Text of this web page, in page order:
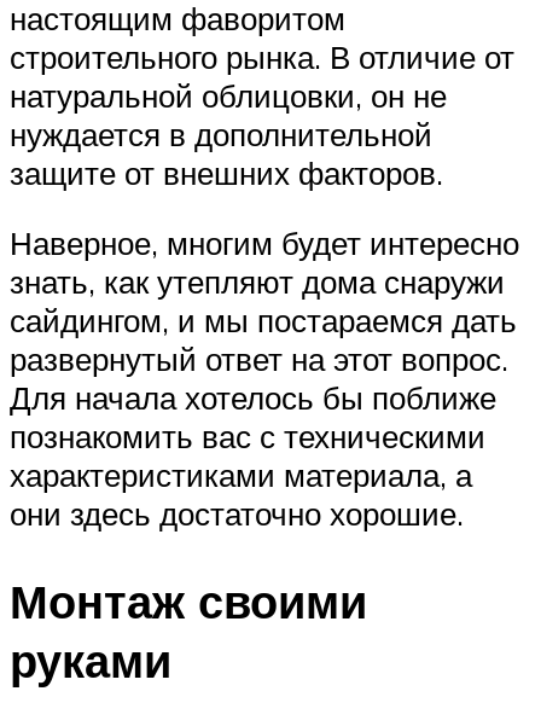
настоящим фаворитом
строительного рынка. В отличие от
натуральной облицовки, он не
нуждается в дополнительной
защите от внешних факторов.
Наверное, многим будет интересно
знать, как утепляют дома снаружи
сайдингом, и мы постараемся дать
развернутый ответ на этот вопрос.
Для начала хотелось бы поближе
познакомить вас с техническими
характеристиками материала, а
они здесь достаточно хорошие.
Монтаж своими
руками